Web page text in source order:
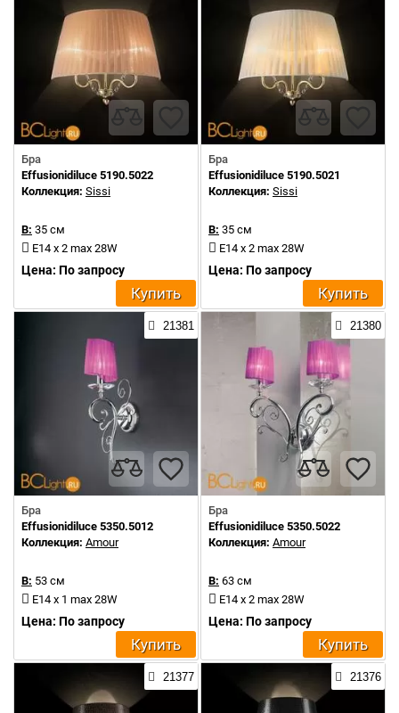
Бра
Effusionidiluce 5190.5022
Коллекция: Sissi
В: 35 см
E14 x 2 max 28W
Цена: По запросу
Купить
Бра
Effusionidiluce 5190.5021
Коллекция: Sissi
В: 35 см
E14 x 2 max 28W
Цена: По запросу
Купить
21381
Бра
Effusionidiluce 5350.5012
Коллекция: Amour
В: 53 см
E14 x 1 max 28W
Цена: По запросу
Купить
21380
Бра
Effusionidiluce 5350.5022
Коллекция: Amour
В: 63 см
E14 x 2 max 28W
Цена: По запросу
Купить
21377 21376